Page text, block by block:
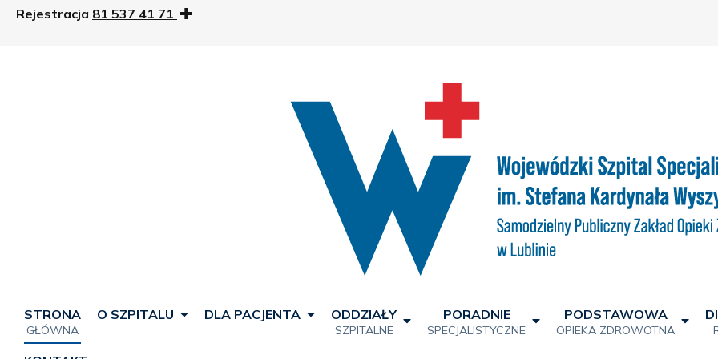
Rejestracja 81 537 41 71
STRONA
GŁÓWNA
O SZPITALU DLA PACJENTA ODDZIAŁY
SZPITALNE
PORADNIE
SPECJALISTYCZNE
PODSTAWOWA
OPIEKA ZDROWOTNA